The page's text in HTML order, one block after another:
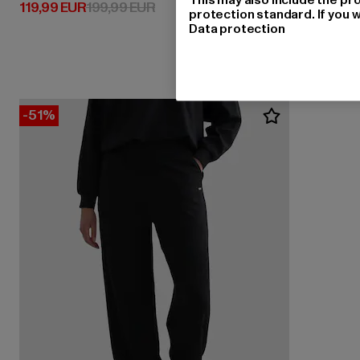
119,99 EUR
Derzeitiger Preis: 119,99 EUR
199,99 EURAktionspreis: 199,99 EUR
-51%
protection standard. If you
Data protection